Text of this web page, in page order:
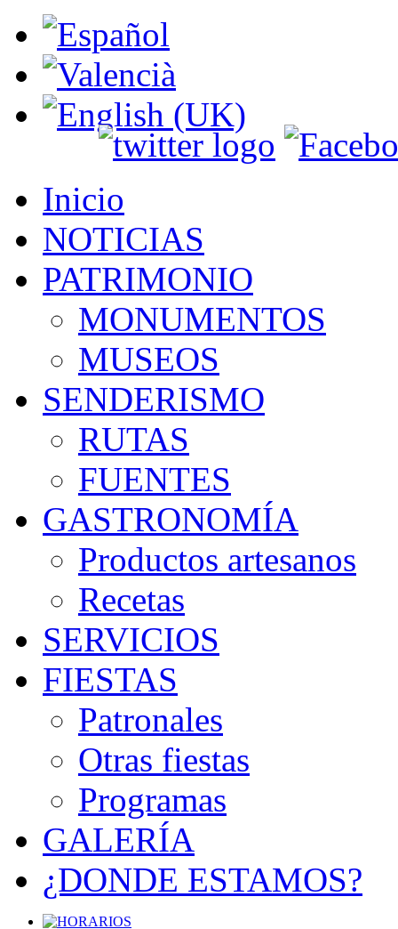
Inicio
NOTICIAS
PATRIMONIO
MONUMENTOS
MUSEOS
SENDERISMO
RUTAS
FUENTES
GASTRONOMÍA
Productos artesanos
Recetas
SERVICIOS
FIESTAS
Patronales
Otras fiestas
Programas
GALERÍA
¿DONDE ESTAMOS?